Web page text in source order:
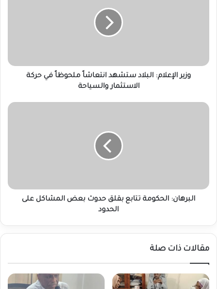
الاستثمار
والسياحةوزير الإعلام: البلاد ستشهد انتعاشاً ملحوظاً في حركة
الاستثمار والسياحة
البرهان:
الحدود
البرهان: الحكومة تتابع بقلق حدوث بعض المشاكل على
الحدود
مقالات ذات صلة